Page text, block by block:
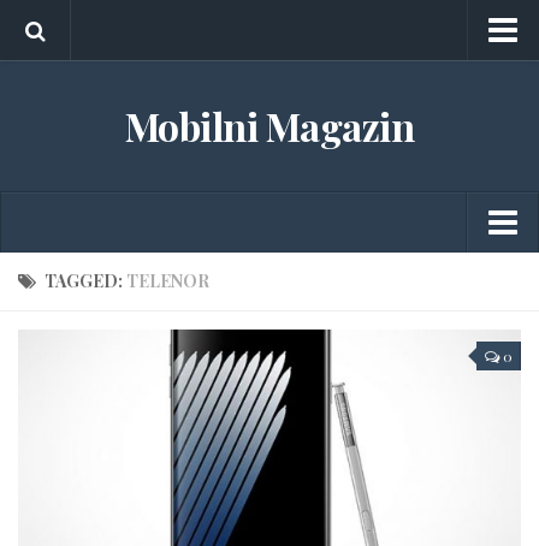
Mobilni Magazin
Android
TAGGED: TELENOR
0